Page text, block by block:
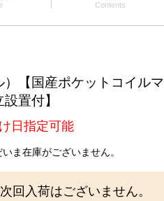
Contents
）【国産ポケットコイルマ
置付】
日指定可能
ま在庫がございません。
回入荷はございません。